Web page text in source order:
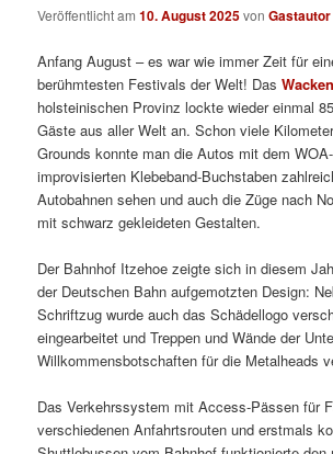
Veröffentlicht am10. August 2025vonGastautor
Anfang August – es war wie immer Zeit für
berühmtesten Festivals der Welt! Das
holsteinischen Provinz lockte wieder einmal
Gäste aus aller Welt an. Schon viele
Grounds konnte man die Autos mit dem
improvisierten Klebeband-Buchstaben
Autobahnen sehen und auch die Züge nach
mit schwarz gekleideten Gestalten.
Der Bahnhof Itzehoe zeigte sich in diesem
der Deutschen Bahn aufgemotzten Design:
Schriftzug wurde auch das Schädellogo
eingearbeitet und Treppen und Wände der
Willkommensbotschaften für die Metalheads
Das Verkehrssystem mit Access-Pässen für
verschiedenen Anfahrtsrouten und erstmals